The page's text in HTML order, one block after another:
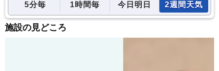
5分毎 1時間毎 今日明日 2週間天気
施設の見どころ